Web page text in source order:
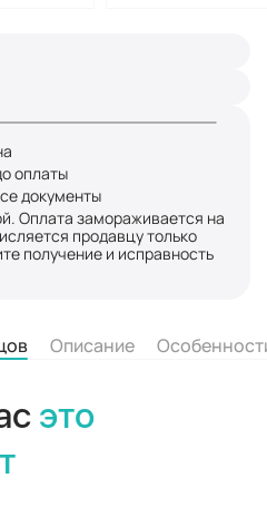
оплаты
документы
Оплата замораживается на
продавцу только
получение и исправность
Описание
это